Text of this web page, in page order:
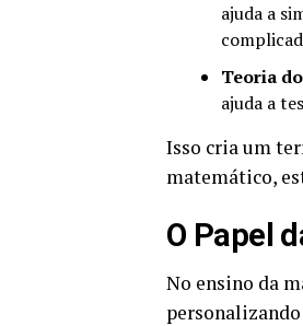
ajuda a
Teoria
ajuda a
Isso cria um
matemático,
O Papel
No ensino da